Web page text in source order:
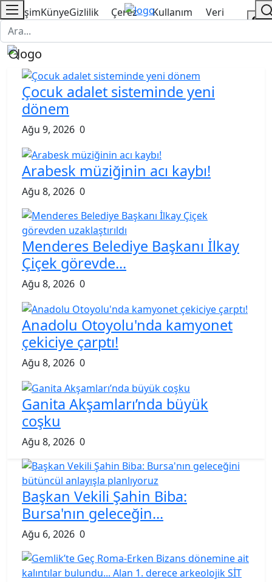
İletişimKünyeGizlilik
Çerez
Kullanım
Veri
Çocuk adalet sisteminde yeni
dönem
Ağu 9, 2026 0
Arabesk müziğinin acı kaybı!
Ağu 8, 2026 0
Menderes Belediye Başkanı İlkay
Çiçek görevde...
Ağu 8, 2026 0
Anadolu Otoyolu'nda kamyonet
çekiciye çarptı!
Ağu 8, 2026 0
Ganita Akşamları’nda büyük
coşku
Ağu 8, 2026 0
Başkan Vekili Şahin Biba:
Bursa'nın geleceğin...
Ağu 6, 2026 0